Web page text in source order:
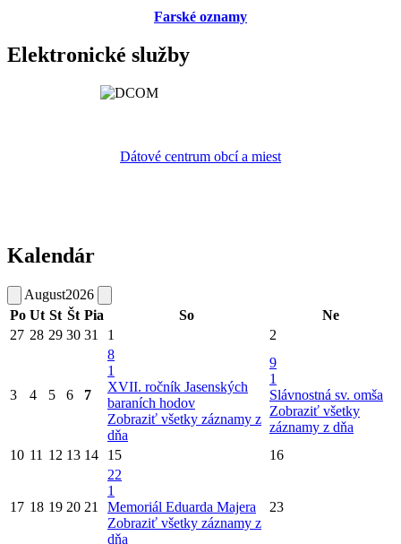
Farské oznamy
Elektronické služby
Dátové centrum obcí a miest
Kalendár
August2026
Po Ut St Št Pia So
Ne
27 28 29 30 31 1 2
3 4 5 6 7
8
1
XVII. ročník Jasenských
baraních hodov
Zobraziť všetky záznamy z
dňa
9
1
Slávnostná sv. omša
Zobraziť všetky
záznamy z dňa
10 11 12 13 14 15 16
17 18 19 20 21
22
1
Memoriál Eduarda Majera
Zobraziť všetky záznamy z
dňa
23